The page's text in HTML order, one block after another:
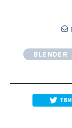
BLENDER